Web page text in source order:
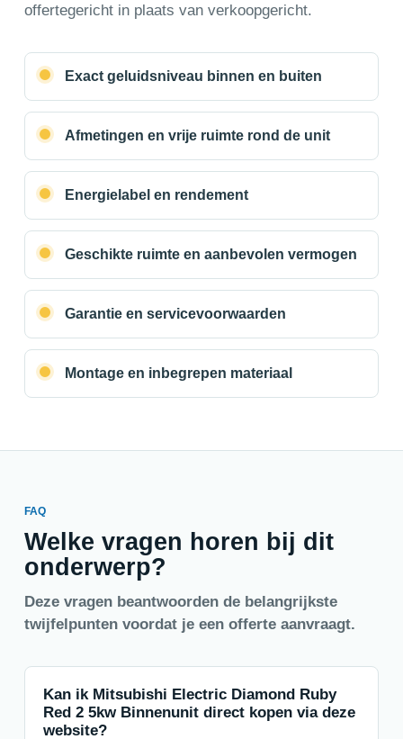
offertegericht in plaats van verkoopgericht.
Exact geluidsniveau binnen en buiten
Afmetingen en vrije ruimte rond de unit
Energielabel en rendement
Geschikte ruimte en aanbevolen vermogen
Garantie en servicevoorwaarden
Montage en inbegrepen materiaal
FAQ
Welke vragen horen bij dit
onderwerp?
Deze vragen beantwoorden de belangrijkste
twijfelpunten voordat je een offerte aanvraagt.
Kan ik Mitsubishi Electric Diamond Ruby
Red 2 5kw Binnenunit direct kopen via deze
website?